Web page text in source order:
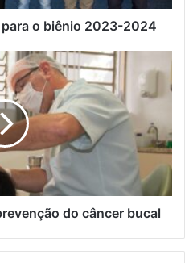
o biênio 2023-2024
do câncer bucal